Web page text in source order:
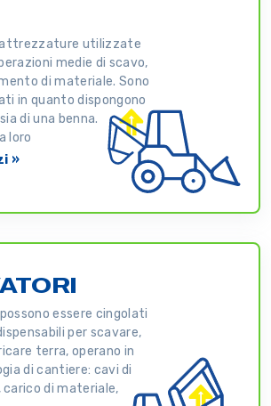
attrezzature utilizzate
medie di scavo,
di materiale. Sono
in quanto dispongono
di una benna.
loro
»
essere cingolati
per scavare,
terra, operano in
di cantiere: cavi di
di materiale,